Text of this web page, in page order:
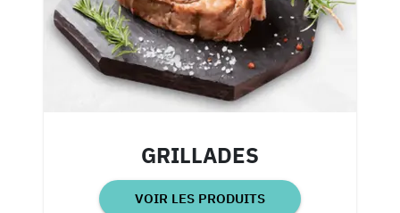
GRILLADES
VOIR LES PRODUITS